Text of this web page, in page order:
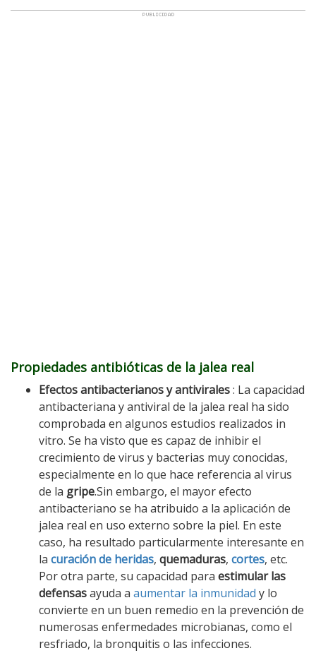
Propiedades antibióticas de la jalea real
Efectos antibacterianos y antivirales: La capacidad
antibacteriana y antiviral de la jalea real ha sido
comprobada en algunos estudios realizados in
vitro. Se ha visto que es capaz de inhibir el
crecimiento de virus y bacterias muy conocidas,
especialmente en lo que hace referencia al virus
de la gripe.Sin embargo, el mayor efecto
antibacteriano se ha atribuido a la aplicación de
jalea real en uso externo sobre la piel. En este
caso, ha resultado particularmente interesante en
la curación de heridas, quemaduras, cortes, etc.
Por otra parte, su capacidad para estimular las
defensasayuda a aumentar la inmunidad y lo
convierte en un buen remedio en la prevención de
numerosas enfermedades microbianas, como el
resfriado, la bronquitis o las infecciones.